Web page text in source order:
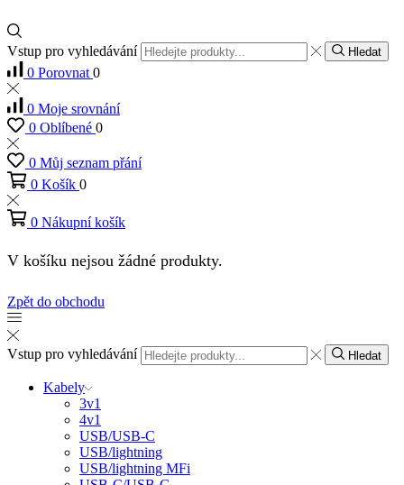
Vstup pro vyhledávání Hledat
0 Porovnat 0
0 Moje srovnání
0 Oblíbené 0
0 Můj seznam přání
0 Košík 0
0 Nákupní košík
V košíku nejsou žádné produkty.
Zpět do obchodu
Vstup pro vyhledávání Hledat
Kabely
3v1
4v1
USB/USB-C
USB/lightning
USB/lightning MFi